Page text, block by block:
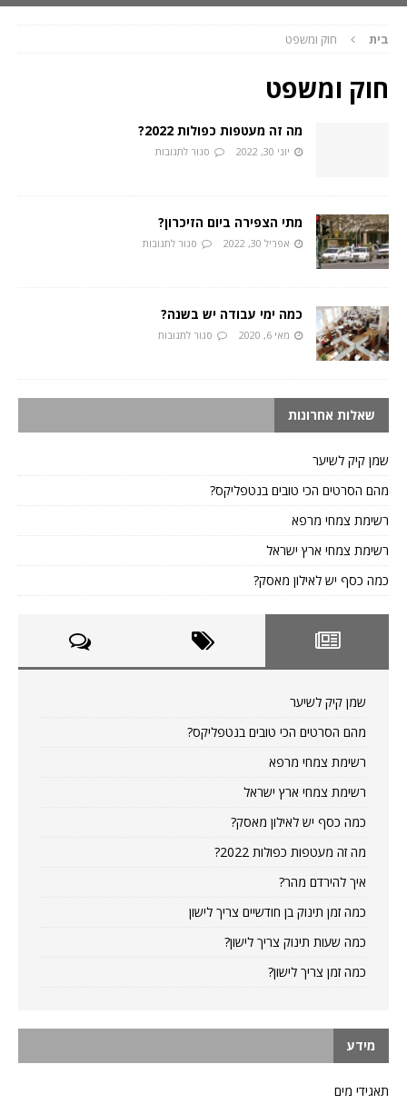
בית חוק ומשפט
חוק ומשפט
מה זה מעטפות כפולות 2022?
יוני 30, 2022 סגור לתגובות
מתי הצפירה ביום הזיכרון?
אפריל 30, 2022 סגור לתגובות
כמה ימי עבודה יש בשנה?
מאי 6, 2020 סגור לתגובות
שאלות אחרונות
שמן קיק לשיער
מהם הסרטים הכי טובים בנטפליקס?
רשימת צמחי מרפא
רשימת צמחי ארץ ישראל
כמה כסף יש לאילון מאסק?
שמן קיק לשיער
מהם הסרטים הכי טובים בנטפליקס?
רשימת צמחי מרפא
רשימת צמחי ארץ ישראל
כמה כסף יש לאילון מאסק?
מה זה מעטפות כפולות 2022?
איך להירדם מהר?
כמה זמן תינוק בן חודשיים צריך לישון
כמה שעות תינוק צריך לישון?
כמה זמן צריך לישון?
מידע
תאגידי מים